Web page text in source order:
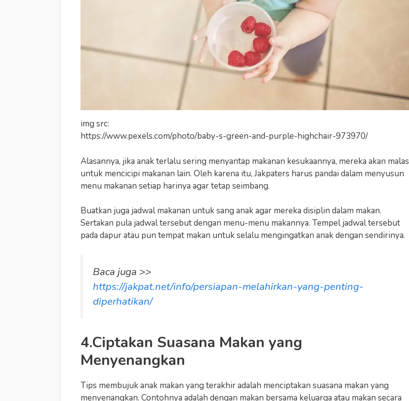
img src:
https://www.pexels.com/photo/baby-s-green-and-purple-highchair-973970/
Alasannya, jika anak terlalu sering menyantap makanan kesukaannya, mereka akan malas
untuk mencicipi makanan lain. Oleh karena itu, Jakpaters harus pandai dalam menyusun
menu makanan setiap harinya agar tetap seimbang.
Buatkan juga jadwal makanan untuk sang anak agar mereka disiplin dalam makan.
Sertakan pula jadwal tersebut dengan menu-menu makannya. Tempel jadwal tersebut
pada dapur atau pun tempat makan untuk selalu mengingatkan anak dengan sendirinya.
Baca juga >>
https://jakpat.net/info/persiapan-melahirkan-yang-penting-
diperhatikan/
4.Ciptakan Suasana Makan yang
Menyenangkan
Tips membujuk anak makan yang terakhir adalah menciptakan suasana makan yang
menyenangkan. Contohnya adalah dengan makan bersama keluarga atau makan secara